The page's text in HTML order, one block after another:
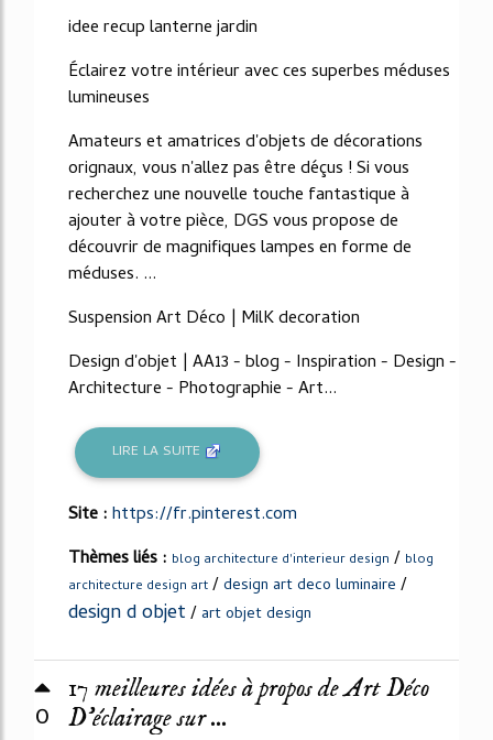
idee recup lanterne jardin
Éclairez votre intérieur avec ces superbes méduses
lumineuses
Amateurs et amatrices d'objets de décorations
orignaux, vous n'allez pas être déçus ! Si vous
recherchez une nouvelle touche fantastique à
ajouter à votre pièce, DGS vous propose de
découvrir de magnifiques lampes en forme de
méduses. ...
Suspension Art Déco | MilK decoration
Design d'objet | AA13 - blog - Inspiration - Design -
Architecture - Photographie - Art...
LIRE LA SUITE
Site :https://fr.pinterest.com
Thèmes liés : blog architecture d'interieur design / blog
architecture design art /design art deco luminaire /
design d objet/art objet design
0
17 meilleures idées à propos de Art Déco
D'éclairage sur ...